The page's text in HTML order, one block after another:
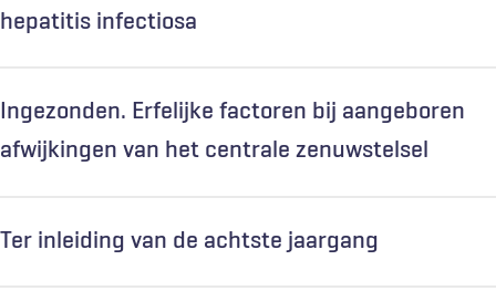
hepatitis infectiosa
Ingezonden. Erfelijke factoren bij aangeboren
afwijkingen van het centrale zenuwstelsel
Ter inleiding van de achtste jaargang